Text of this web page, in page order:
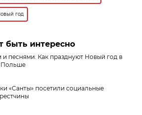
год
быть интересно
и песнями. Как празднуют Новый год в
Польше
«Санты» посетили социальные